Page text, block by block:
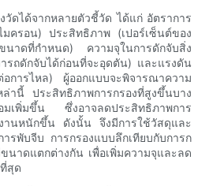
วัดได้จากหลายตัวชี้วัด ได้แก่ อัตราการ
ครอน) ประสิทธิภาพ (เปอร์เซ็นต์ของ
นาดที่กำหนด) ความจุในการดักจับสิ่ง
ถดักจับได้ก่อนที่จะอุดตัน) และแรงดัน
การไหล) ผู้ออกแบบจะพิจารณาความ
ล่านี้ ประสิทธิภาพการกรองที่สูงขึ้นบาง
อมเพิ่มขึ้น ซึ่งอาจลดประสิทธิภาพการ
านหนักขึ้น ดังนั้น จึงมีการใช้วัสดุและ
รพับจีบ การกรองแบบลึกเทียบกับการก
นาดแตกต่างกัน เพื่อเพิ่มความจุและลด
สุด